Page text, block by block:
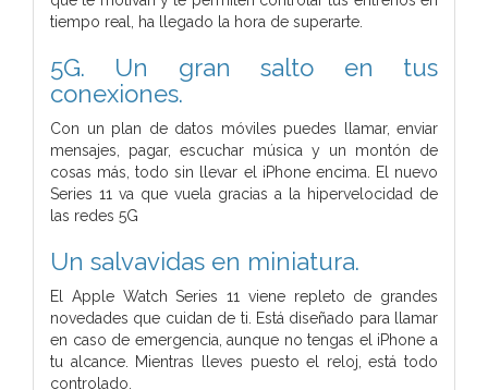
tiempo real, ha llegado la hora de superarte.
5G. Un gran salto en tus
conexiones.
Con un plan de datos móviles puedes llamar, enviar
mensajes, pagar, escuchar música y un montón de
cosas más, todo sin llevar el iPhone encima. El nuevo
Series 11 va que vuela gracias a la hipervelocidad de
las redes 5G
Un salvavidas en miniatura.
El Apple Watch Series 11 viene repleto de grandes
novedades que cuidan de ti. Está diseñado para llamar
en caso de emergencia, aunque no tengas el iPhone a
tu alcance. Mientras lleves puesto el reloj, está todo
controlado.